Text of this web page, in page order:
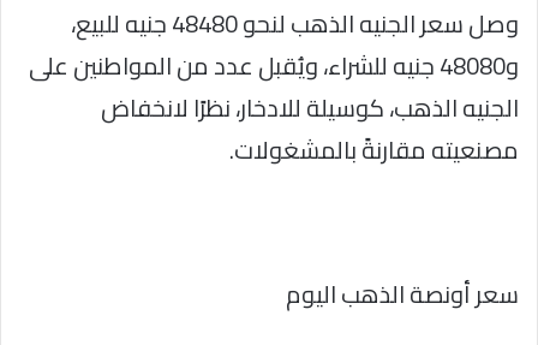
وصل سعر الجنيه الذهب لنحو 48480 جنيه للبيع،
و48080 جنيه للشراء، ويُقبل عدد من المواطنين على
الجنيه الذهب، كوسيلة للادخار، نظرًا لانخفاض
مصنعيته مقارنةً بالمشغولات.
سعر أونصة الذهب اليوم